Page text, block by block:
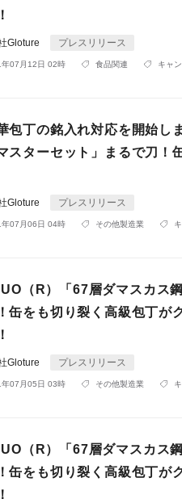
Gloture プレスリリース
07月12日 02時 食品関連 キャ
包丁の銘入れ対応を開始
スターセット」まるで刀！
Gloture プレスリリース
07月06日 04時 その他製造業
（R）「67層ダマスカス
缶をも切り裂く高級包丁が
Gloture プレスリリース
07月05日 03時 その他製造業
（R）「67層ダマスカス
缶をも切り裂く高級包丁が